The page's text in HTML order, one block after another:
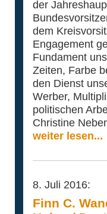
der
dem
Engagement
Fundament
Zeiten, Farbe
den Dienst
Werber,
politischen
Christine
weiter lesen...
8. Juli 2016:
Finn C.